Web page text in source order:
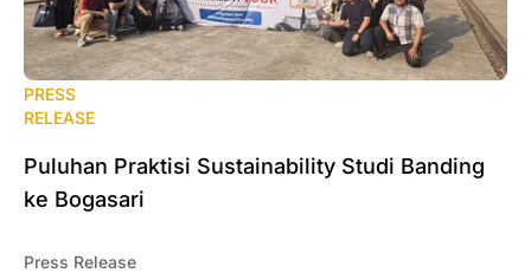
PRESS
RELEASE
Puluhan Praktisi Sustainability Studi Banding
ke Bogasari
Press Release